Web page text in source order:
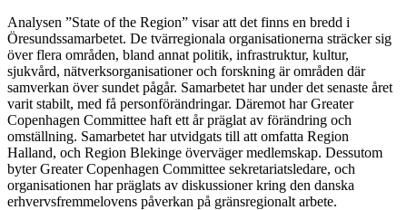
Analysen ”State of the Region” visar att det finns en bredd i
Öresundssamarbetet. De tvärregionala organisationerna sträcker sig
över flera områden, bland annat politik, infrastruktur, kultur,
sjukvård, nätverksorganisationer och forskning är områden där
samverkan över sundet pågår. Samarbetet har under det senaste året
varit stabilt, med få personförändringar. Däremot har Greater
Copenhagen Committee haft ett år präglat av förändring och
omställning. Samarbetet har utvidgats till att omfatta Region
Halland, och Region Blekinge överväger medlemskap. Dessutom
byter Greater Copenhagen Committee sekretariatsledare, och
organisationen har präglats av diskussioner kring den danska
erhvervsfremmelovens påverkan på gränsregionalt arbete.